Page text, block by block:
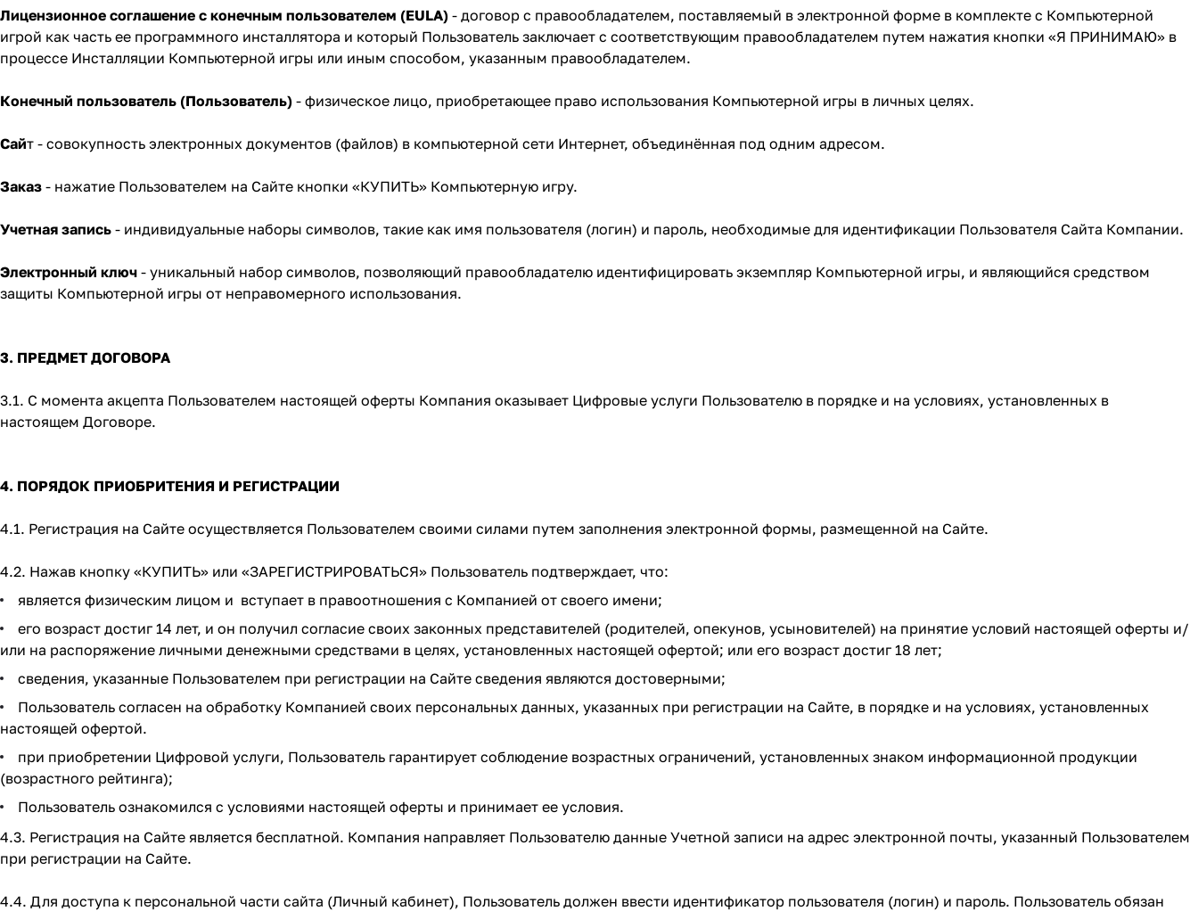
Лицензионное соглашение с конечным пользователем (EULA) - договор с правообладателем, поставляемый в электронной форме в комплекте с Компьютерной
игрой как часть ее программного инсталлятора и который Пользователь заключает с соответствующим правообладателем путем нажатия кнопки «Я ПРИНИМАЮ» в
процессе Инсталляции Компьютерной игры или иным способом, указанным правообладателем.
Конечный пользователь (Пользователь) - физическое лицо, приобретающее право использования Компьютерной игры в личных целях.
Сайт - совокупность электронных документов (файлов) в компьютерной сети Интернет, объединённая под одним адресом.
Заказ - нажатие Пользователем на Сайте кнопки «КУПИТЬ» Компьютерную игру.
Учетная запись - индивидуальные наборы символов, такие как имя пользователя (логин) и пароль, необходимые для идентификации Пользователя Сайта Компании.
Электронный ключ - уникальный набор символов, позволяющий правообладателю идентифицировать экземпляр Компьютерной игры, и являющийся средством
защиты Компьютерной игры от неправомерного использования.
3. ПРЕДМЕТ ДОГОВОРА
3.1. С момента акцепта Пользователем настоящей оферты Компания оказывает Цифровые услуги Пользователю в порядке и на условиях, установленных в
настоящем Договоре.
4. ПОРЯДОК ПРИОБРИТЕНИЯ И РЕГИСТРАЦИИ
4.1. Регистрация на Сайте осуществляется Пользователем своими силами путем заполнения электронной формы, размещенной на Сайте.
4.2. Нажав кнопку «КУПИТЬ» или «ЗАРЕГИСТРИРОВАТЬСЯ» Пользователь подтверждает, что:
является физическим лицом и вступает в правоотношения с Компанией от своего имени;
его возраст достиг 14 лет, и он получил согласие своих законных представителей (родителей, опекунов, усыновителей) на принятие условий настоящей оферты и/
или на распоряжение личными денежными средствами в целях, установленных настоящей офертой; или его возраст достиг 18 лет;
сведения, указанные Пользователем при регистрации на Сайте сведения являются достоверными;
Пользователь согласен на обработку Компанией своих персональных данных, указанных при регистрации на Сайте, в порядке и на условиях, установленных
настоящей офертой.
при приобретении Цифровой услуги, Пользователь гарантирует соблюдение возрастных ограничений, установленных знаком информационной продукции
(возрастного рейтинга);
Пользователь ознакомился с условиями настоящей оферты и принимает ее условия.
4.3. Регистрация на Сайте является бесплатной. Компания направляет Пользователю данные Учетной записи на адрес электронной почты, указанный Пользователем
при регистрации на Сайте.
4.4. Для доступа к персональной части сайта (Личный кабинет), Пользователь должен ввести идентификатор пользователя (логин) и пароль. Пользователь обязан